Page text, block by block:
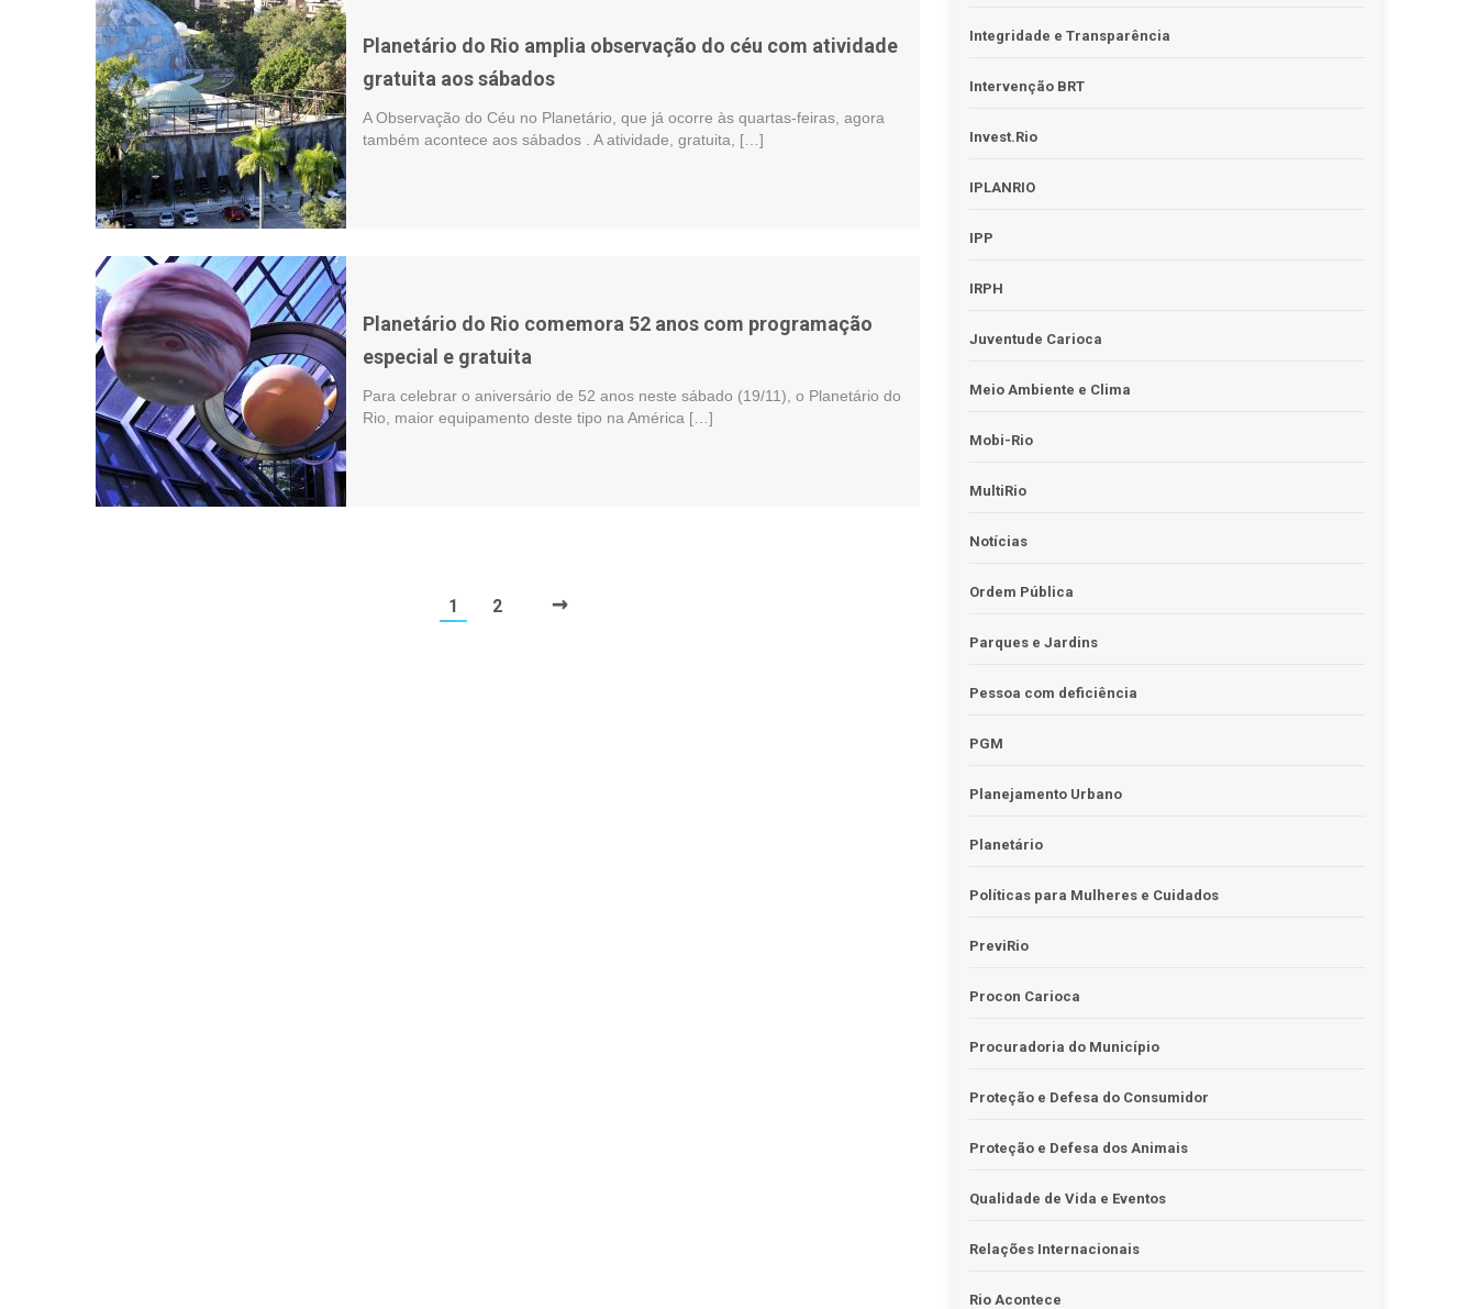
Planetário do Rio amplia observação do céu com atividade
gratuita aos sábados
A Observação do Céu no Planetário, que já ocorre às quartas-feiras, agora
também acontece aos sábados . A atividade, gratuita, […]
Planetário do Rio comemora 52 anos com programação
especial e gratuita
Para celebrar o aniversário de 52 anos neste sábado (19/11), o Planetário do
Rio, maior equipamento deste tipo na América […]
1 2 →
Integridade e Transparência
Intervenção BRT
Invest.Rio
IPLANRIO
IPP
IRPH
Juventude Carioca
Meio Ambiente e Clima
Mobi-Rio
MultiRio
Notícias
Ordem Pública
Parques e Jardins
Pessoa com deficiência
PGM
Planejamento Urbano
Planetário
Políticas para Mulheres e Cuidados
PreviRio
Procon Carioca
Procuradoria do Município
Proteção e Defesa do Consumidor
Proteção e Defesa dos Animais
Qualidade de Vida e Eventos
Relações Internacionais
Rio Acontece